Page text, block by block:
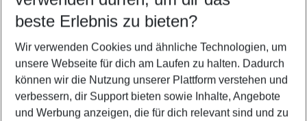
5-8 Nächte
2 Erwachsene Keine Kinder
Mehr Filter anzeigen
beste Erlebnis zu bieten?
Wir verwenden Cookies und ähnliche Technologien, um
unsere Webseite für dich am Laufen zu halten. Dadurch
können wir die Nutzung unserer Plattform verstehen und
verbessern, dir Support bieten sowie Inhalte, Angebote
und Werbung anzeigen, die für dich relevant sind und zu